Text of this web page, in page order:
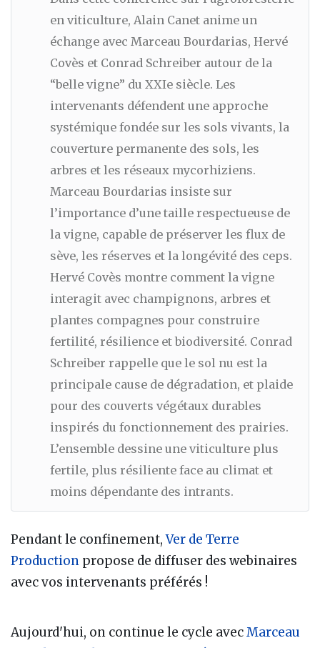
en viticulture, Alain Canet anime un
échange avec Marceau Bourdarias, Hervé
Covès et Conrad Schreiber autour de la
“belle vigne” du XXIe siècle. Les
intervenants défendent une approche
systémique fondée sur les sols vivants, la
couverture permanente des sols, les
arbres et les réseaux mycorhiziens.
Marceau Bourdarias insiste sur
l’importance d’une taille respectueuse de
la vigne, capable de préserver les flux de
sève, les réserves et la longévité des ceps.
Hervé Covès montre comment la vigne
interagit avec champignons, arbres et
plantes compagnes pour construire
fertilité, résilience et biodiversité. Conrad
Schreiber rappelle que le sol nu est la
principale cause de dégradation, et plaide
pour des couverts végétaux durables
inspirés du fonctionnement des prairies.
L’ensemble dessine une viticulture plus
fertile, plus résiliente face au climat et
moins dépendante des intrants.
Pendant le confinement,Ver de Terre
Production propose de diffuser des webinaires
avec vos intervenants préférés !
Aujourd'hui, on continue le cycle avecMarceau